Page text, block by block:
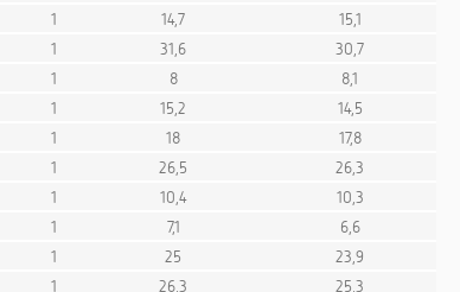
1 14,7
15,1
1 31,6
30,7
1 8
8,1
1 15,2
14,5
1 18
17,8
1 26,5
26,3
1 10,4
10,3
1 7,1
6,6
1 25
23,9
1 26,3
25,3